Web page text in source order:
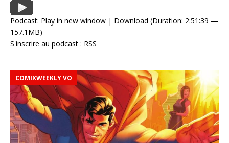
Podcast: Play in new window | Download (Duration: 2:51:39 —
157.1MB)
S'inscrire au podcast : RSS
COMIXWEEKLY VO